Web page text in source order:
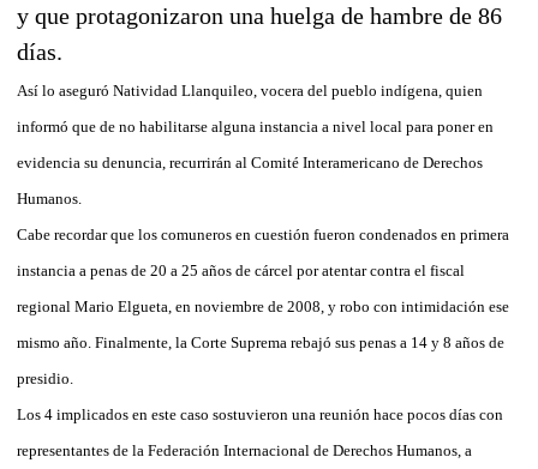
y que protagonizaron una huelga de hambre de 86
días.
Así lo aseguró Natividad Llanquileo, vocera del pueblo indígena, quien
informó que de no habilitarse alguna instancia a nivel local para poner en
evidencia su denuncia, recurrirán al Comité Interamericano de Derechos
Humanos.
Cabe recordar que los comuneros en cuestión fueron condenados en primera
instancia a penas de 20 a 25 años de cárcel por atentar contra el fiscal
regional Mario Elgueta, en noviembre de 2008, y robo con intimidación ese
mismo año. Finalmente, la Corte Suprema rebajó sus penas a 14 y 8 años de
presidio.
Los 4 implicados en este caso sostuvieron una reunión hace pocos días con
representantes de la Federación Internacional de Derechos Humanos, a